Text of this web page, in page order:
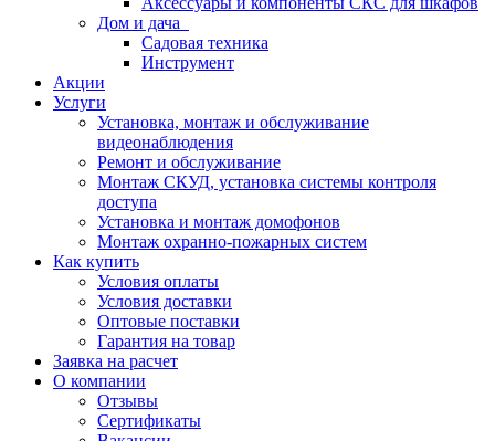
Дом и дача
Садовая техника
Инструмент
Акции
Услуги
Установка, монтаж и обслуживание
видеонаблюдения
Ремонт и обслуживание
Монтаж СКУД, установка системы контроля
доступа
Установка и монтаж домофонов
Монтаж охранно-пожарных систем
Как купить
Условия оплаты
Условия доставки
Оптовые поставки
Гарантия на товар
Заявка на расчет
О компании
Отзывы
Сертификаты